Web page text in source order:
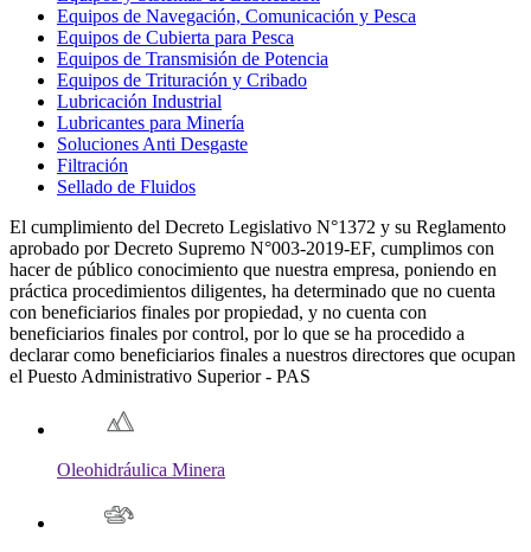
Equipos de Navegación, Comunicación y Pesca
Equipos de Cubierta para Pesca
Equipos de Transmisión de Potencia
Equipos de Trituración y Cribado
Lubricación Industrial
Lubricantes para Minería
Soluciones Anti Desgaste
Filtración
Sellado de Fluidos
El cumplimiento del Decreto Legislativo N°1372 y su Reglamento
aprobado por Decreto Supremo N°003-2019-EF, cumplimos con
hacer de público conocimiento que nuestra empresa, poniendo en
práctica procedimientos diligentes, ha determinado que no cuenta
con beneficiarios finales por propiedad, y no cuenta con
beneficiarios finales por control, por lo que se ha procedido a
declarar como beneficiarios finales a nuestros directores que ocupan
el Puesto Administrativo Superior - PAS
Oleohidráulica Minera